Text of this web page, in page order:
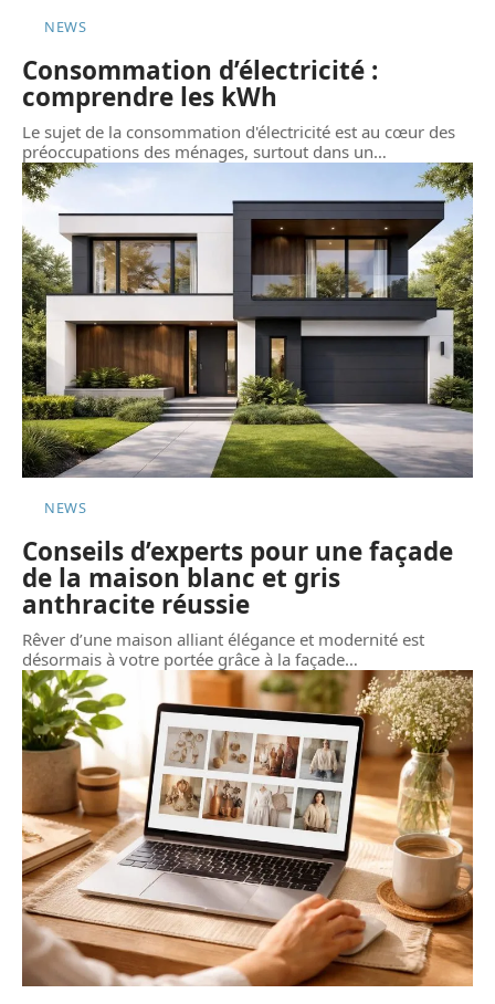
NEWS
Consommation d’électricité :
comprendre les kWh
Le sujet de la consommation d'électricité est au cœur des
préoccupations des ménages, surtout dans un…
NEWS
Conseils d’experts pour une façade
de la maison blanc et gris
anthracite réussie
Rêver d’une maison alliant élégance et modernité est
désormais à votre portée grâce à la façade…